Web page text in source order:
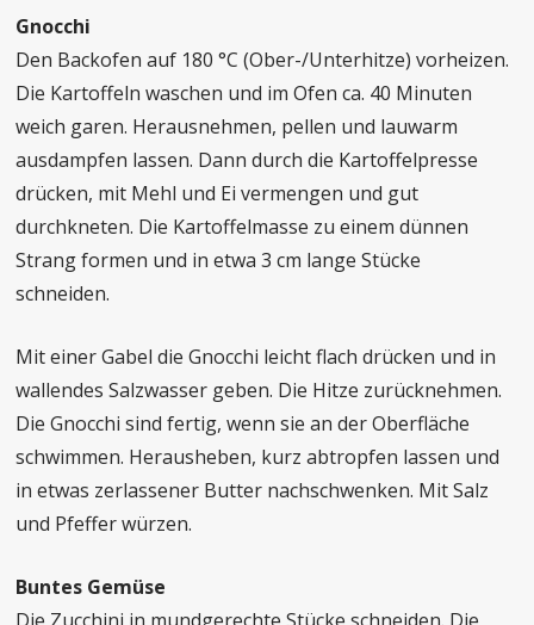
Gnocchi
Den Backofen auf 180 °C (Ober-/Unterhitze) vorheizen.
Die Kartoffeln waschen und im Ofen ca. 40 Minuten
weich garen. Herausnehmen, pellen und lauwarm
ausdampfen lassen. Dann durch die Kartoffelpresse
drücken, mit Mehl und Ei vermengen und gut
durchkneten. Die Kartoffelmasse zu einem dünnen
Strang formen und in etwa 3 cm lange Stücke
schneiden.
Mit einer Gabel die Gnocchi leicht flach drücken und in
wallendes Salzwasser geben. Die Hitze zurücknehmen.
Die Gnocchi sind fertig, wenn sie an der Oberfläche
schwimmen. Herausheben, kurz abtropfen lassen und
in etwas zerlassener Butter nachschwenken. Mit Salz
und Pfeffer würzen.
Buntes Gemüse